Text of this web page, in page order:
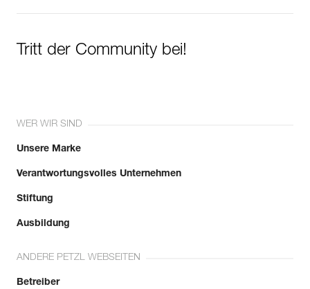
Tritt der Community bei!
WER WIR SIND
Unsere Marke
Verantwortungsvolles Unternehmen
Stiftung
Ausbildung
ANDERE PETZL WEBSEITEN
Betreiber